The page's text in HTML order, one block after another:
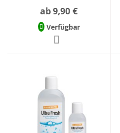
ab9,90 €
Verfügbar